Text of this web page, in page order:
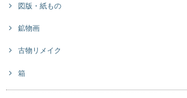
図版・紙もの
鉱物画
古物リメイク
箱